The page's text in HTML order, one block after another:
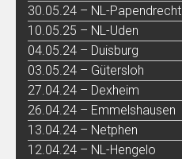
30.05.24 – NL-Papendrecht
10.05.25 – NL-Uden
04.05.24 – Duisburg
03.05.24 – Gütersloh
27.04.24 – Dexheim
26.04.24 – Emmelshausen
13.04.24 – Netphen
12.04.24 – NL-Hengelo